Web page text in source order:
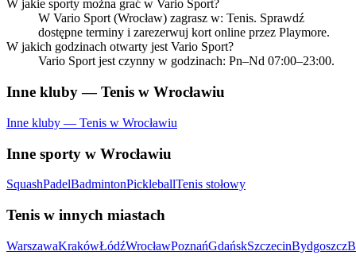
W jakie sporty można grać w Vario Sport?
W Vario Sport (Wrocław) zagrasz w: Tenis. Sprawdź
dostępne terminy i zarezerwuj kort online przez Playmore.
W jakich godzinach otwarty jest Vario Sport?
Vario Sport jest czynny w godzinach: Pn–Nd 07:00–23:00.
Inne kluby — Tenis w Wrocławiu
Inne kluby — Tenis w Wrocławiu
Inne sporty w Wrocławiu
SquashPadelBadmintonPickleballTenis stołowy
Tenis w innych miastach
WarszawaKrakówŁódźWrocławPoznańGdańskSzczecinBydgoszcz